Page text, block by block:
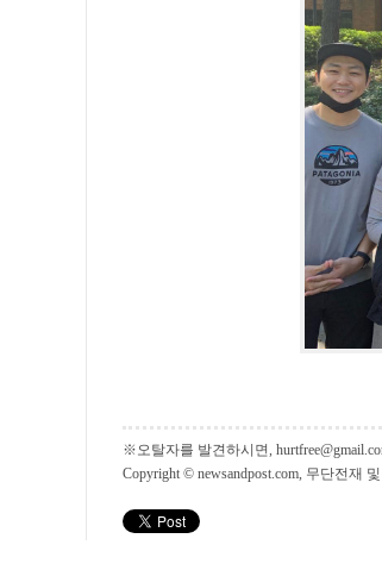
※오탈자를 발견하시면,
Copyright © newsandpost.com, 무단전재